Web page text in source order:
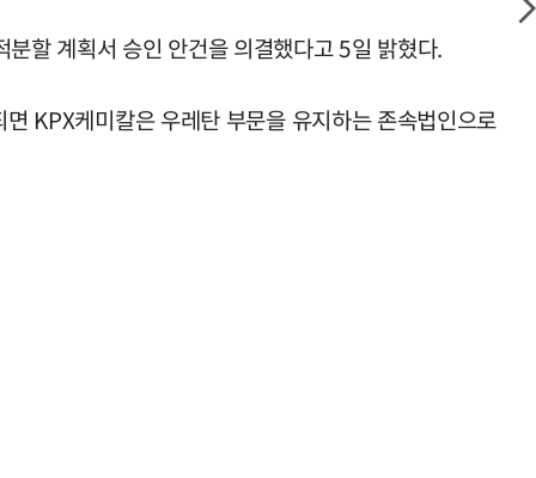
할 계획서 승인 안건을 의결했다고 5일 밝혔다.
KPX케미칼은 우레탄 부문을 유지하는 존속법인으로